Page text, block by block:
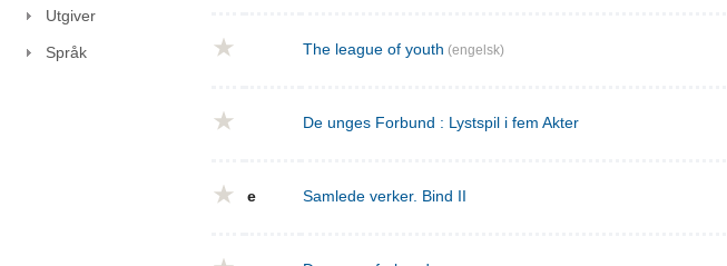
Utgiver
Språk The league of youth (engelsk)
De unges Forbund : Lystspil i fem Akter
e Samlede verker. Bind II